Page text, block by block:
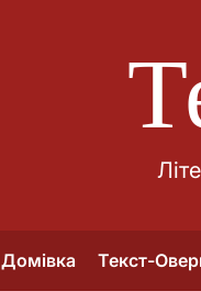
Домівка Текст-